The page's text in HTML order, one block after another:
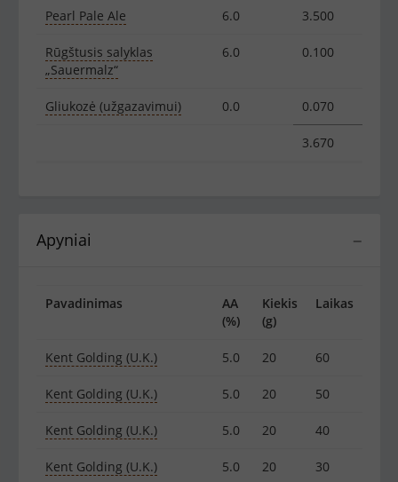
Pearl Pale Ale 6.0 3.500
Rūgštusis salyklas
„Sauermalz“
6.0 0.100
Gliukozė (užgazavimui) 0.0 0.070
3.670
−
Apyniai
Pavadinimas
AA
(%)
Kiekis
(g)
Laikas
Kent Golding (U.K.) 5.0 20 60
Kent Golding (U.K.) 5.0 20 50
Kent Golding (U.K.) 5.0 20 40
Kent Golding (U.K.) 5.0 20 30